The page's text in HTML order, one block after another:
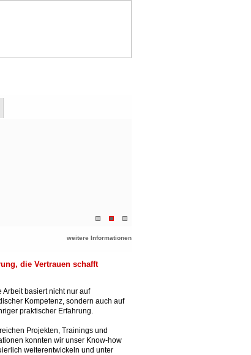
weitere Informationen
die Vertrauen schafft
Arbeit basiert nicht nur auf
Kompetenz, sondern auch auf
praktischer Erfahrung.
Projekten, Trainings und
konnten wir unser Know-how
weiterentwickeln und unter